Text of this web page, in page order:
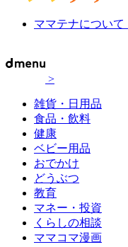
ママテナについて
>
雑貨・日用品
食品・飲料
健康
ベビー用品
おでかけ
どうぶつ
教育
マネー・投資
くらしの相談
ママコマ漫画